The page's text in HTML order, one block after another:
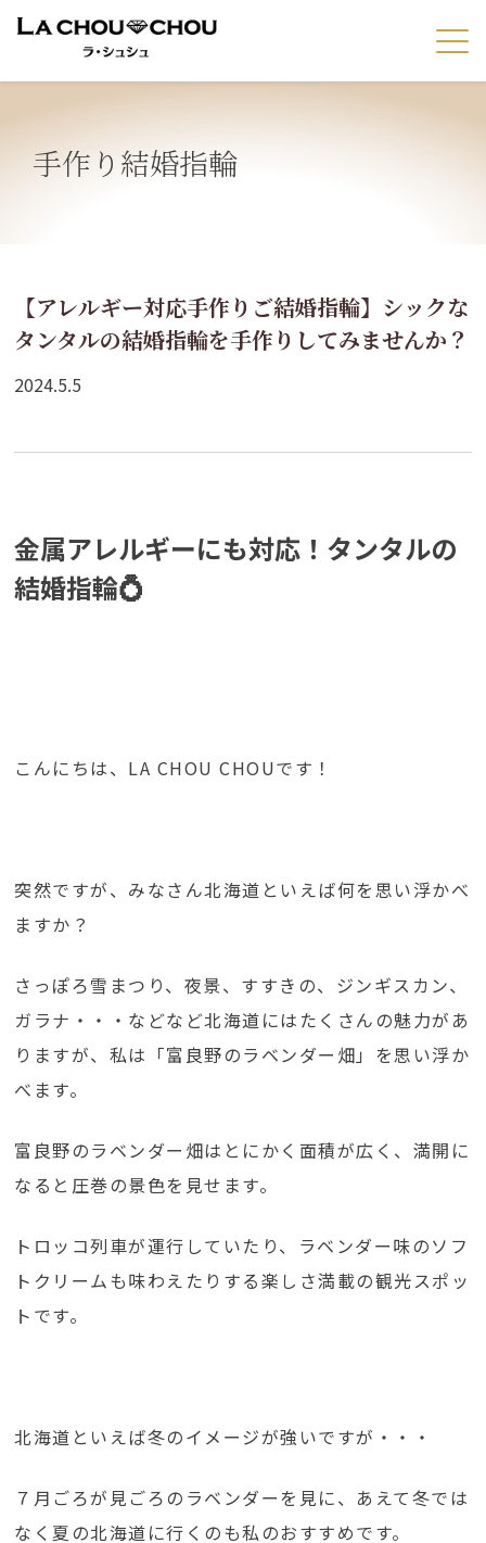
手作り結婚指輪
【アレルギー対応手作りご結婚指輪】シックな
タンタルの結婚指輪を手作りしてみませんか？
2024.5.5
金属アレルギーにも対応！タンタルの
結婚指輪💍
こんにちは、LA CHOU CHOUです！
突然ですが、みなさん北海道といえば何を思い浮かべ
ますか？
さっぽろ雪まつり、夜景、すすきの、ジンギスカン、
ガラナ・・・などなど北海道にはたくさんの魅力があ
りますが、私は「富良野のラベンダー畑」を思い浮か
べます。
富良野のラベンダー畑はとにかく面積が広く、満開に
なると圧巻の景色を見せます。
トロッコ列車が運行していたり、ラベンダー味のソフ
トクリームも味わえたりする楽しさ満載の観光スポッ
トです。
北海道といえば冬のイメージが強いですが・・・
７月ごろが見ごろのラベンダーを見に、あえて冬では
なく夏の北海道に行くのも私のおすすめです。